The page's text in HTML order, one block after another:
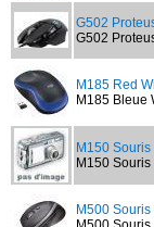
G502
G502
M185 Red
M185 Bleue
M150
M150
M500